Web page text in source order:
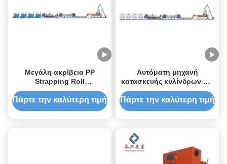
Μεγάλη ακρίβεια PP
Strapping Roll
Manufacturing Machine
Αυτοματοποιημένη
Πάρτε την καλύτερη τιμή
Αυτόματη μηχανή
κατασκευής κυλίνδρων PP,
μηχανή κατασκευής
ταινιών 110 mm
Πάρτε την καλύτερη τιμή